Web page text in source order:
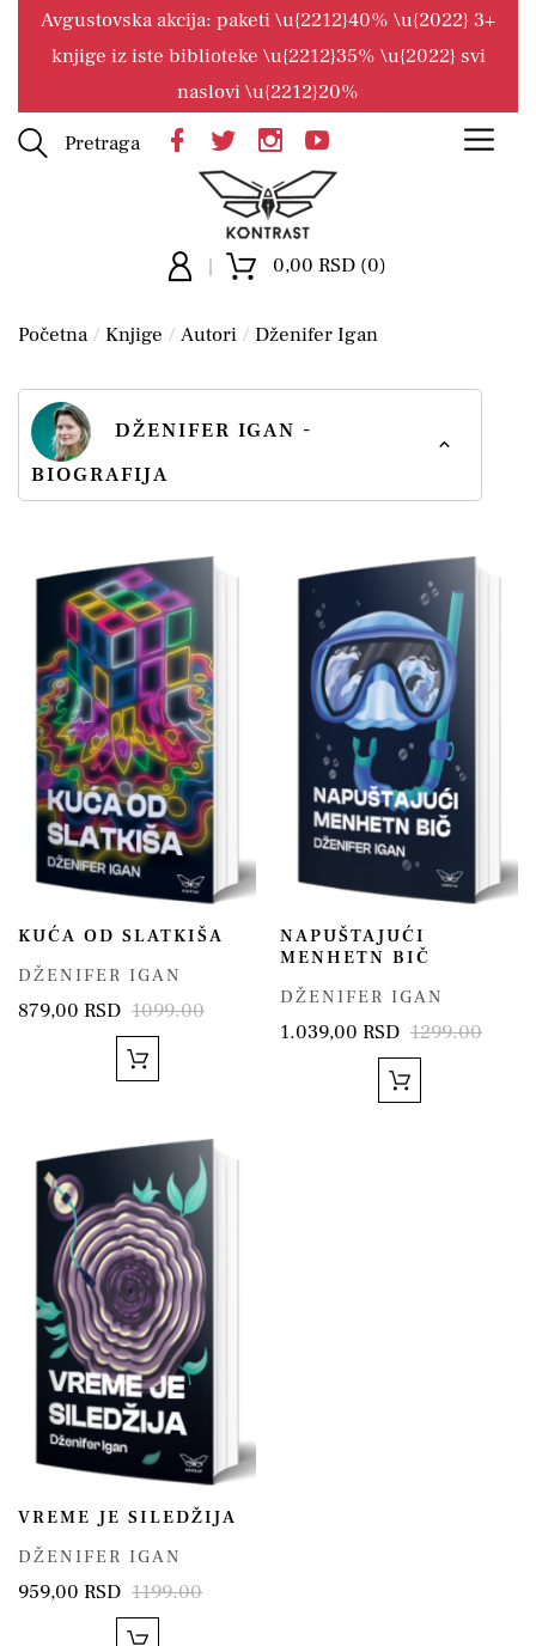
Avgustovska akcija: paketi \u{2212}40% \u{2022} 3+
knjige iz iste biblioteke \u{2212}35% \u{2022} svi
naslovi \u{2212}20%
Pretraga
0,00 RSD (0)
Početna Knjige Autori Dženifer Igan
DŽENIFER IGAN -
BIOGRAFIJA
KUĆA OD SLATKIŠA
DŽENIFER IGAN
879,00 RSD 1099.00
NAPUŠTAJUĆI
MENHETN BIČ
DŽENIFER IGAN
1.039,00 RSD 1299.00
VREME JE SILEDŽIJA
DŽENIFER IGAN
959,00 RSD 1199.00